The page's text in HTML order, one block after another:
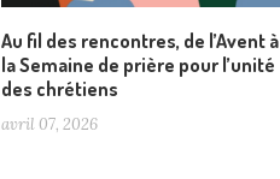
Au fil des rencontres, de l’Avent à
la Semaine de prière pour l’unité
des chrétiens
avril 07, 2026